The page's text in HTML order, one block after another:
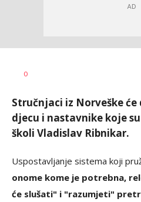
AUTOR
0
Stručnjaci iz Norveške
djecu i nastavnike koje
školi Vladislav Ribnikar.
Uspostavljanje sistema koji
onome kome je potrebna,
će slušati" i "razumjeti"